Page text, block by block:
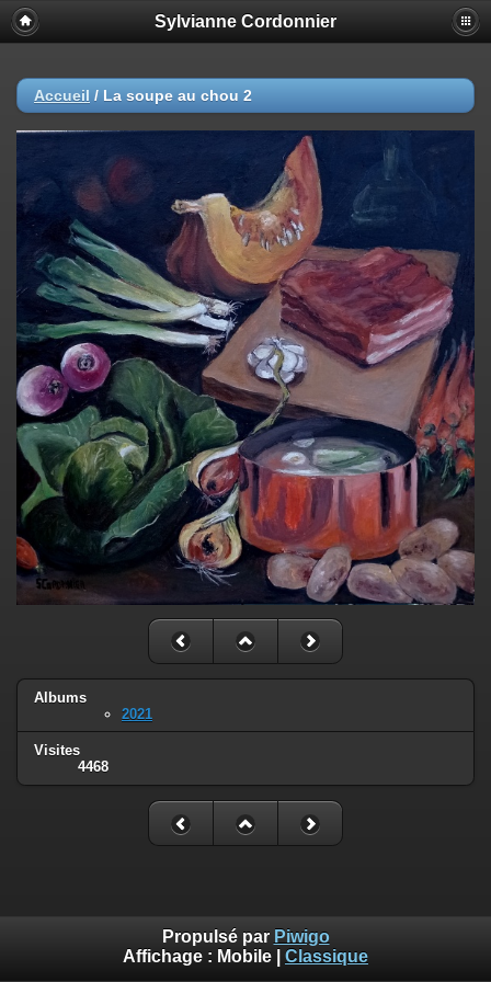
Sylvianne Cordonnier
Accueil / La soupe au chou 2
Albums
2021
Visites
4468
Propulsé par Piwigo
Affichage : Mobile Classique